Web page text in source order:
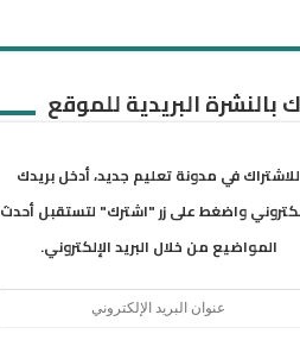
بالنشرة البريدية للموقع
للاشتراك في مدونة تعليم جديد، أدخل بريدك
واضغط على زر "اشترك" لتستقبل أحدث
المواضيع من خلال البريد الإلكتروني.